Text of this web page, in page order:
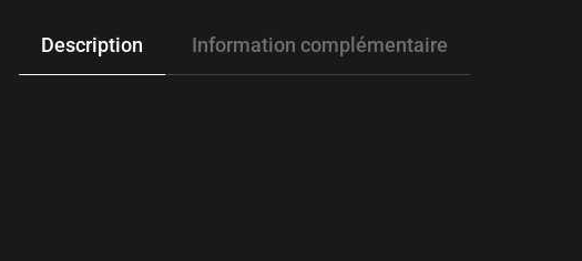
Description Information complémentaire